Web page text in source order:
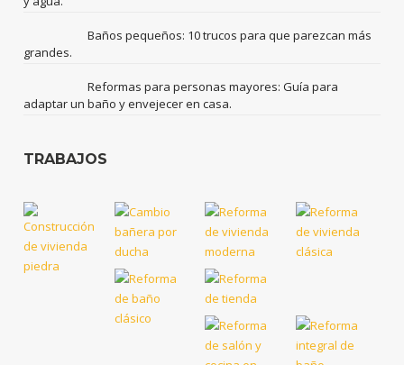
Baños pequeños: 10 trucos para que parezcan más
grandes.
Reformas para personas mayores: Guía para
adaptar un baño y envejecer en casa.
TRABAJOS